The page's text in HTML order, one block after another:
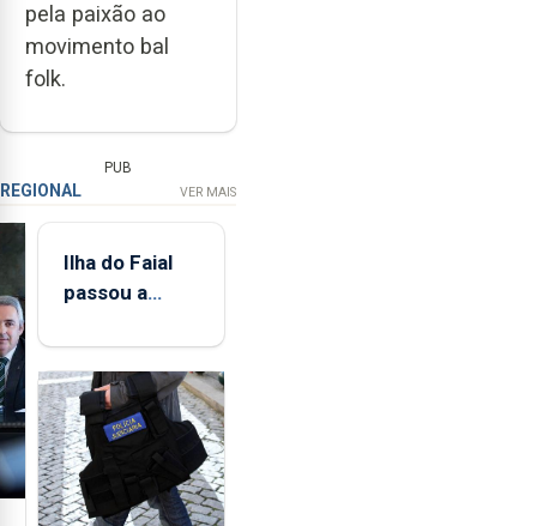
pela paixão ao
movimento bal
folk.
PUB
REGIONAL VER MAIS
Ilha do Faial
passou a
de
monitorização
de infrassons
dos Açores